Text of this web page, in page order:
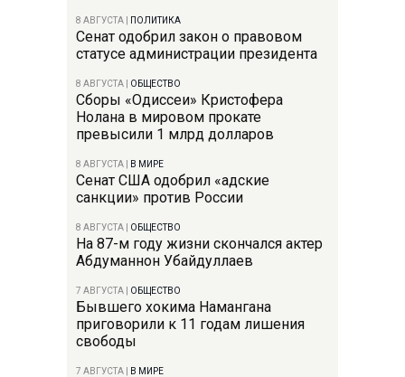
8 АВГУСТА ПОЛИТИКА
Сенат одобрил закон о правовом
статусе администрации президента
8 АВГУСТА ОБЩЕСТВО
Сборы «Одиссеи» Кристофера
Нолана в мировом прокате
превысили 1 млрд долларов
8 АВГУСТА В МИРЕ
Сенат США одобрил «адские
санкции» против России
8 АВГУСТА ОБЩЕСТВО
На 87-м году жизни скончался актер
Абдуманнон Убайдуллаев
7 АВГУСТА ОБЩЕСТВО
Бывшего хокима Намангана
приговорили к 11 годам лишения
свободы
7 АВГУСТА В МИРЕ